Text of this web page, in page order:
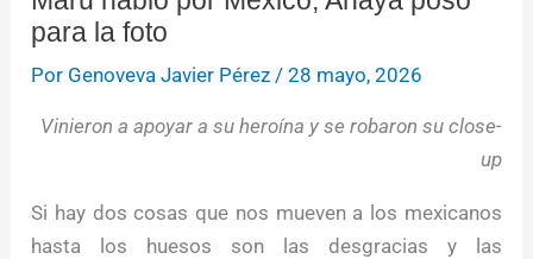
para la foto
Por Genoveva Javier Pérez /28 mayo, 2026
Vinieron a apoyar a su heroína y se robaron su close-
up
Si hay dos cosas que nos mueven a los mexicanos
hasta los huesos son las desgracias y las